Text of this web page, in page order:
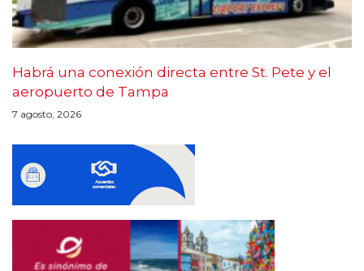
Habrá una conexión directa entre St. Pete y el
aeropuerto de Tampa
7 agosto, 2026